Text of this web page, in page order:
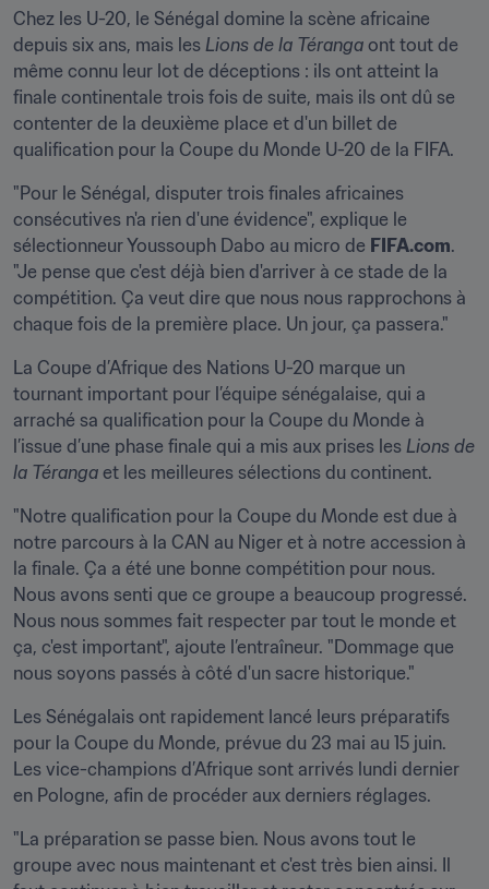
Chez les U-20, le Sénégal domine la scène africaine
depuis six ans, mais les Lions de la Téranga ont tout de
même connu leur lot de déceptions : ils ont atteint la
finale continentale trois fois de suite, mais ils ont dû se
contenter de la deuxième place et d'un billet de
qualification pour la Coupe du Monde U-20 de la FIFA.
"Pour le Sénégal, disputer trois finales africaines
consécutives n'a rien d'une évidence", explique le
sélectionneur Youssouph Dabo au micro de FIFA.com.
"Je pense que c'est déjà bien d'arriver à ce stade de la
compétition. Ça veut dire que nous nous rapprochons à
chaque fois de la première place. Un jour, ça passera."
La Coupe d’Afrique des Nations U-20 marque un
tournant important pour l’équipe sénégalaise, qui a
arraché sa qualification pour la Coupe du Monde à
l’issue d’une phase finale qui a mis aux prises les Lions de
la Téranga et les meilleures sélections du continent.
"Notre qualification pour la Coupe du Monde est due à
notre parcours à la CAN au Niger et à notre accession à
la finale. Ça a été une bonne compétition pour nous.
Nous avons senti que ce groupe a beaucoup progressé.
Nous nous sommes fait respecter par tout le monde et
ça, c'est important", ajoute l’entraîneur. "Dommage que
nous soyons passés à côté d'un sacre historique."
Les Sénégalais ont rapidement lancé leurs préparatifs
pour la Coupe du Monde, prévue du 23 mai au 15 juin.
Les vice-champions d’Afrique sont arrivés lundi dernier
en Pologne, afin de procéder aux derniers réglages.
"La préparation se passe bien. Nous avons tout le
groupe avec nous maintenant et c'est très bien ainsi. Il